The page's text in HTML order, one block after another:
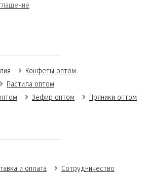
Конфеты оптом
Пастила оптом
Зефир оптом Пряники оптом
и оплата
Сотрудничество